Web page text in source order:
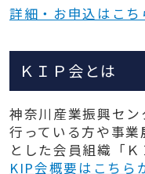
詳細・お申込はこち
ＫＩＰ会とは
神奈川産業振興セ
行っている方や事
とした会員組織「Ｋ
KIP会概要はこちら